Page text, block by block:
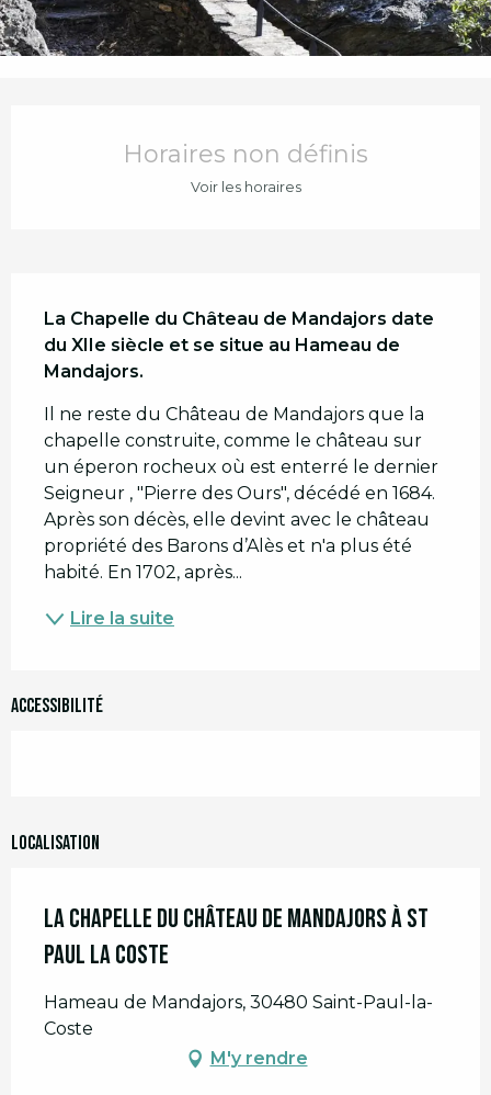
Horaires non définis
Voir les horaires
Description
La Chapelle du Château de Mandajors date
du XIIe siècle et se situe au Hameau de
Mandajors.
Il ne reste du Château de Mandajors que la
chapelle construite, comme le château sur
un éperon rocheux où est enterré le dernier
Seigneur , "Pierre des Ours", décédé en 1684.
Après son décès, elle devint avec le château
propriété des Barons d’Alès et n'a plus été
habité. En 1702, après...
Lire la suite
Accessibilité
Localisation
La Chapelle du Château de Mandajors à St
Paul La Coste
Hameau de Mandajors, 30480 Saint-Paul-la-
Coste
M'y rendre